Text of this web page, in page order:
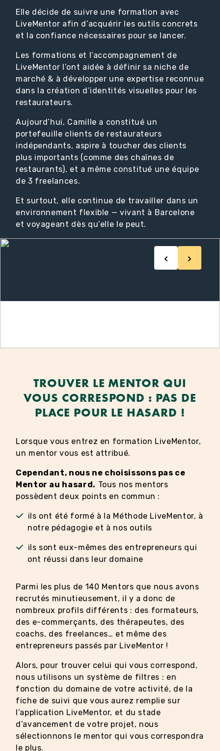
Elle décide de suivre une formation avec
LiveMentor afin d’acquérir les outils concrets
et la confiance nécessaires pour se lancer.
Les formations et l’accompagnement de
LiveMentor l’ont aidée à définir sa niche de
marché & à développer une expertise reconnue
dans la création d’identités visuelles pour les
restaurateurs.
Aujourd’hui, Camille a constitué un
portefeuille clients de restaurateurs
indépendants, aspire à toucher des clients
plus importants (comme des chaînes de
restaurants), et a même constitué une équipe
de 3 freelances.
Et surtout, elle continue de travailler dans un
environnement flexible — vivant à Barcelone
et voyageant dès qu’elle le peut.
TROUVER LE MENTOR QUI
VOUS CORRESPOND : PAS DE
PLACE POUR LE HASARD !
Lorsque vous entrez en formation LiveMentor,
un mentor vous est attribué.
Cependant, nous ne choisissons pas ce
Mentor au hasard. Tous nos mentors
possèdent deux points en commun :
ils ont été formé à la Méthode LiveMentor, à
notre pédagogie et à nos outils
ils sont eux-mêmes des entrepreneurs qui
ont réussi dans leur domaine
Parmi les plus de 140 Mentors que nous avons
recrutés minutieusement, il y a donc de
nombreux profils différents : des formateurs,
des e-commerçants, des thérapeutes, des
coachs, des freelances… et même des
entrepreneurs passés par LiveMentor !
Alors, pour trouver celui qui vous correspond,
nous utilisons un système de filtres : en
fonction du domaine de votre activité, de la
fiche de suivi que vous aurez remplie sur
l’application LiveMentor, et du stade
d’avancement de votre projet, nous
sélectionnons le mentor qui vous correspondra
le plus.